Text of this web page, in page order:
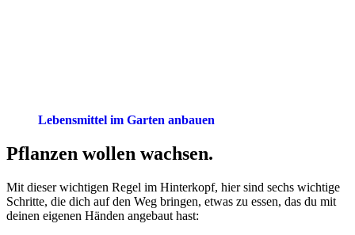
Lebensmittel im Garten anbauen
Pflanzen wollen wachsen.
Mit dieser wichtigen Regel im Hinterkopf, hier sind sechs wichtige
Schritte, die dich auf den Weg bringen, etwas zu essen, das du mit
deinen eigenen Händen angebaut hast: